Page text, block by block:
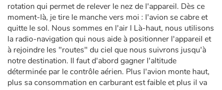
rotation qui permet de relever le nez de l'appareil. Dès ce
moment-là, je tire le manche vers moi : l'avion se cabre et
quitte le sol. Nous sommes en l'air I Là-haut, nous utilisons
la radio-navigation qui nous aide à positionner l'appareil et
à rejoindre les "routes" du ciel que nous suivrons jusqu'à
notre destination. Il faut d'abord gagner l'altitude
déterminée par le contrôle aérien. Plus l'avion monte haut,
plus sa consommation en carburant est faible et plus il va